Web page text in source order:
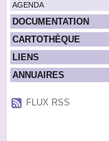
AGENDA
DOCUMENTATION
CARTOTHÈQUE
LIENS
ANNUAIRES
FLUX RSS